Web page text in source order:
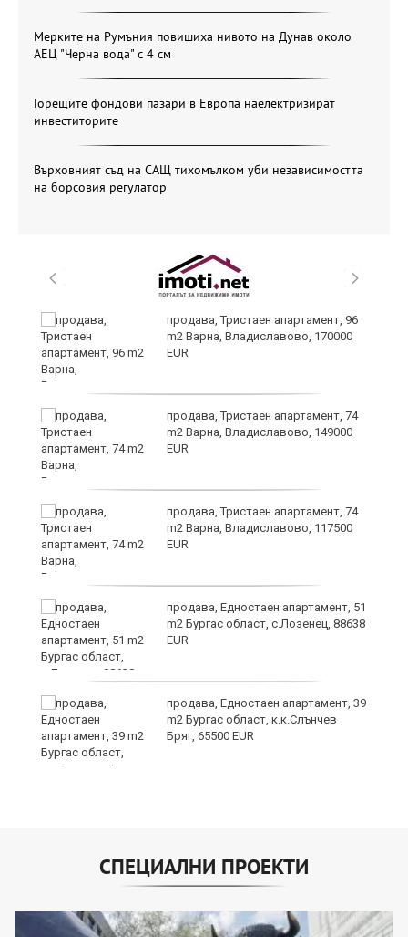
Мерките на Румъния повишиха нивото на Дунав около
АЕЦ "Черна вода" с 4 см
Горещите фондови пазари в Европа наелектризират
инвеститорите
Върховният съд на САЩ тихомълком уби независимостта
на борсовия регулатор
продава, Тристаен апартамент, 96
m2 Варна, Владиславово, 170000
EUR
продава, Тристаен апартамент, 74
m2 Варна, Владиславово, 149000
EUR
продава, Тристаен апартамент, 74
m2 Варна, Владиславово, 117500
EUR
продава, Едностаен апартамент, 51
m2 Бургас област, с.Лозенец, 88638
EUR
продава, Едностаен апартамент, 39
m2 Бургас област, к.к.Слънчев
Бряг, 65500 EUR
СПЕЦИАЛНИ ПРОЕКТИ